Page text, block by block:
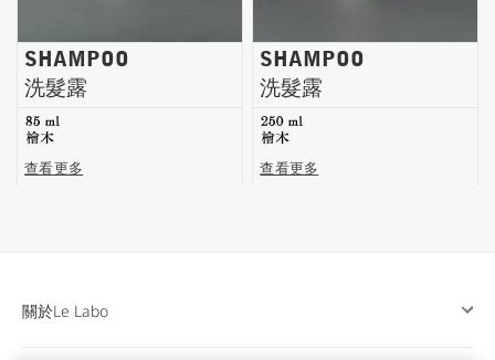
SHAMPOO
洗髮露
85 ml
檜木
查看更多
SHAMPOO
洗髮露
250 ml
檜木
查看更多
關於Le Labo